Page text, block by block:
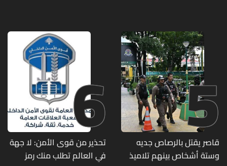
5
قاصر يقتل بالرصاص جديه
وستة أشخاص بينهم تلاميذ
6
تحذير من قوى الأمن: لا جهة
في العالم تطلب منك رمز